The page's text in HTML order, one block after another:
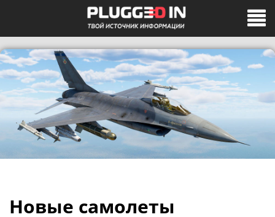
Новые самолеты